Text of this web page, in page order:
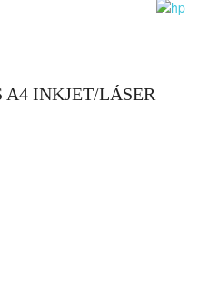
A4 INKJET/LÁSER